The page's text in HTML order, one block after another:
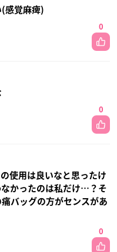
(感覚麻痺)
0
0
使用は良いなと思ったけ
なかったのは私だけ…？そ
バッグの方がセンスがあ
0